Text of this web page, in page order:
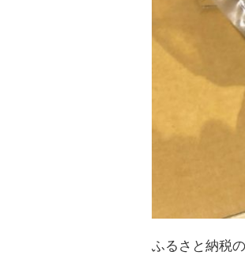
ふるさと納税